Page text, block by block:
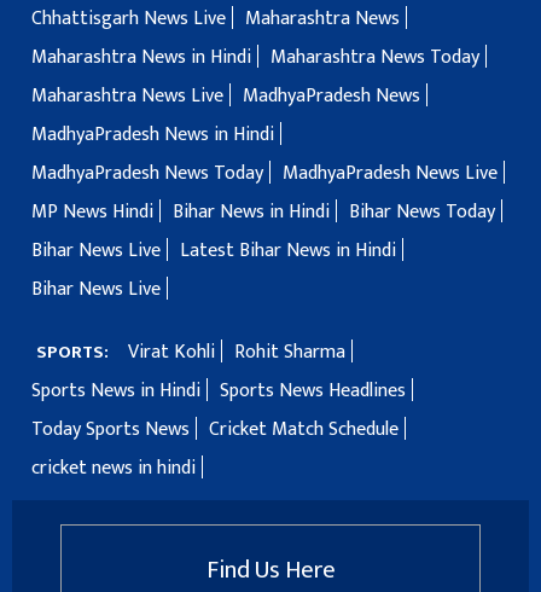
Chhattisgarh News Live
Maharashtra News
Maharashtra News in Hindi
Maharashtra News Today
Maharashtra News Live
MadhyaPradesh News
MadhyaPradesh News in Hindi
MadhyaPradesh News Today
MadhyaPradesh News Live
MP News Hindi
Bihar News in Hindi
Bihar News Today
Bihar News Live
Latest Bihar News in Hindi
Bihar News Live
SPORTS: Virat Kohli
Rohit Sharma
Sports News in Hindi Sports News Headlines
Today Sports News
Cricket Match Schedule
cricket news in hindi
Find Us Here